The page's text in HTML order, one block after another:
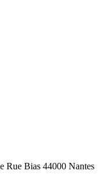
Bias 44000 Nantes